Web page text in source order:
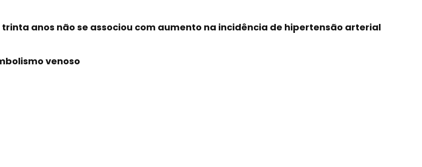
anos não se associou com aumento na incidência de hipertensão arterial
venoso